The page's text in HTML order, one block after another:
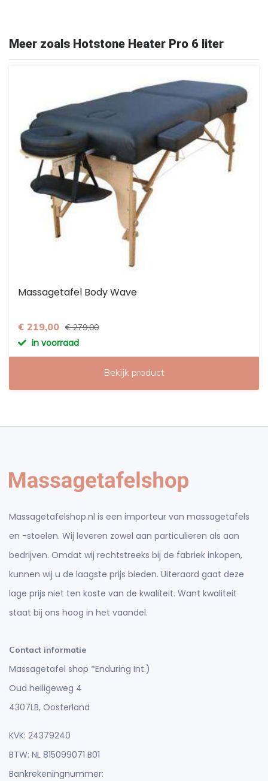
Meer zoals Hotstone Heater Pro 6 liter
Massagetafel Body Wave
€ 219,00 € 279,00
in voorraad
Bekijk product
Massagetafelshop.nl is een importeur van massagetafels
en -stoelen. Wij leveren zowel aan particulieren als aan
bedrijven. Omdat wij rechtstreeks bij de fabriek inkopen,
kunnen wij u de laagste prijs bieden. Uiteraard gaat deze
lage prijs niet ten koste van de kwaliteit. Want kwaliteit
staat bij ons hoog in het vaandel.
Contact informatie
Massagetafel shop *Enduring Int.)
Oud heiligeweg 4
4307LB, Oosterland
KVK: 24379240
BTW: NL 815099071 B01
Bankrekeningnummer: